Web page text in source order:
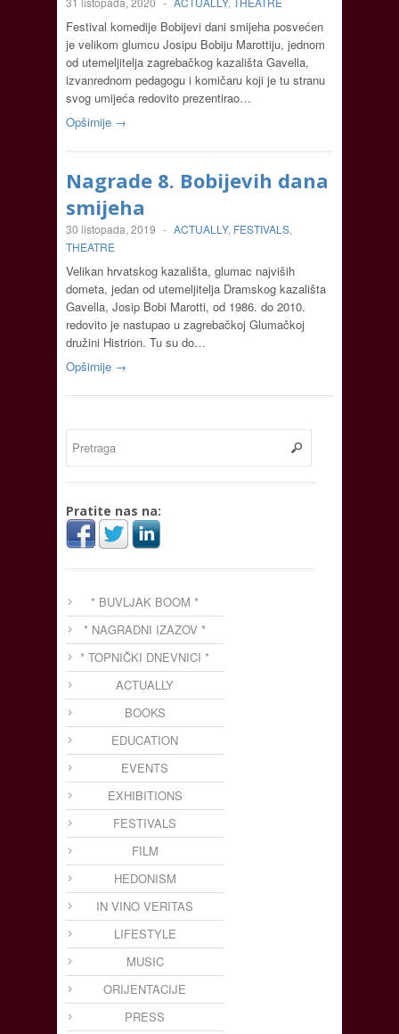
Festival komedije Bobijevi dani smijeha posvećen
je velikom glumcu Josipu Bobiju Marottiju, jednom
od utemeljitelja zagrebačkog kazališta Gavella,
izvanrednom pedagogu i komičaru koji je tu stranu
svog umijeća redovito prezentirao…
Opširnije →
Nagrade 8. Bobijevih dana
smijeha
30 listopada, 2019 - ACTUALLY, FESTIVALS,
THEATRE
Velikan hrvatskog kazališta, glumac najviših
dometa, jedan od utemeljitelja Dramskog kazališta
Gavella, Josip Bobi Marotti, od 1986. do 2010.
redovito je nastupao u zagrebačkoj Glumačkoj
družini Histrion. Tu su do…
Opširnije →
Pratite nas na:
* BUVLJAK BOOM *
* NAGRADNI IZAZOV *
* TOPNIČKI DNEVNICI *
ACTUALLY
BOOKS
EDUCATION
EVENTS
EXHIBITIONS
FESTIVALS
FILM
HEDONISM
IN VINO VERITAS
LIFESTYLE
MUSIC
ORIJENTACIJE
PRESS